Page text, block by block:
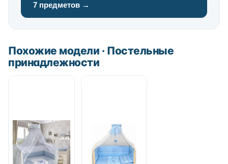
7 предметов →
Похожие модели · Постельные
принадлежности